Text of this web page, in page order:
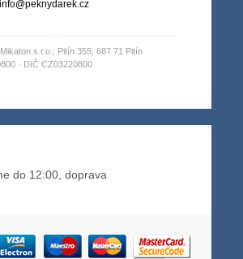
info@peknydarek.cz
s.r.o., Pitín 355, 687 71 Pitín
· DIČ CZ03220800
do 12:00, doprava